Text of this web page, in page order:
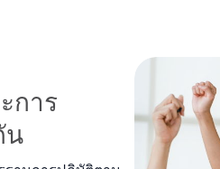
การ
น